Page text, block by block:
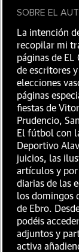
SOBRE EL
La intención
recopilar mi
páginas de EL
de escritores
elecciones
páginas
fiestas de
Prudencio,
El fútbol con
Deportivo
juicios, las
artículos y
diarias de las
los domingos
de Ebro.
podéis
adjuntos y
activa